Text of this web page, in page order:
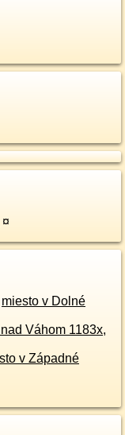
¤
miesto v Dolné
Váhom 1183x,
v Západné